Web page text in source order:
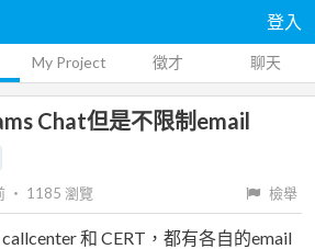
登入
My Project 徵才 聊天
Chat但是不限制email
‧ 1185 瀏覽 檢舉
和 CERT，都有各自的email